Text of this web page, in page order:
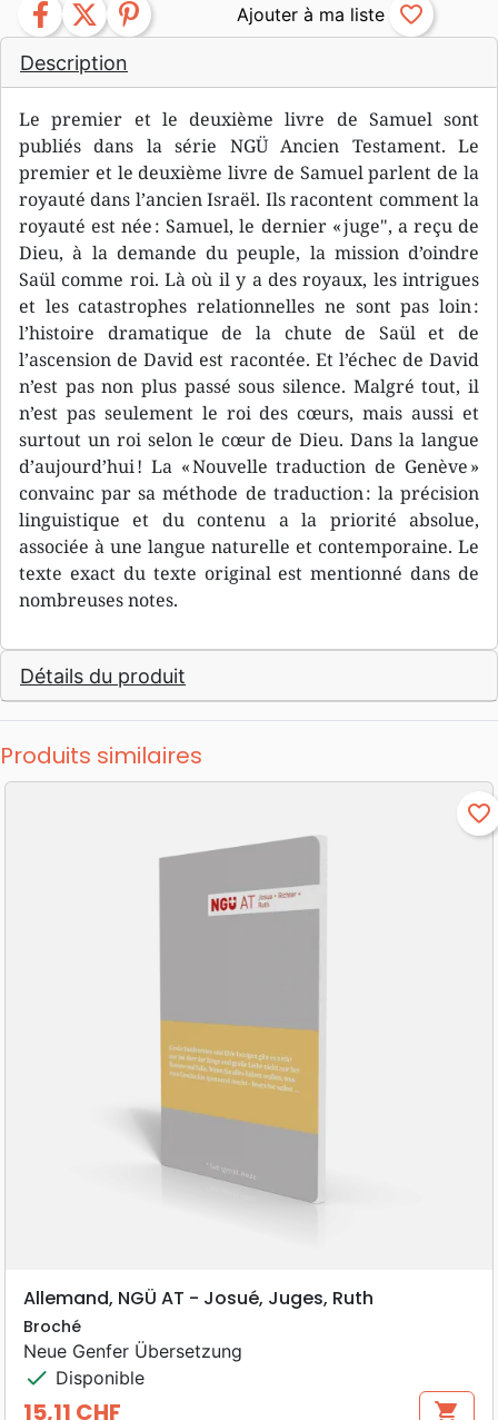
Description
Le premier et le deuxième livre de Samuel sont
publiés dans la série NGÜ Ancien Testament. Le
premier et le deuxième livre de Samuel parlent de la
royauté dans l’ancien Israël. Ils racontent comment la
royauté est née : Samuel, le dernier « juge", a reçu de
Dieu, à la demande du peuple, la mission d’oindre
Saül comme roi. Là où il y a des royaux, les intrigues
et les catastrophes relationnelles ne sont pas loin :
l’histoire dramatique de la chute de Saül et de
l’ascension de David est racontée. Et l’échec de David
n’est pas non plus passé sous silence. Malgré tout, il
n’est pas seulement le roi des cœurs, mais aussi et
surtout un roi selon le cœur de Dieu. Dans la langue
d’aujourd’hui ! La « Nouvelle traduction de Genève »
convainc par sa méthode de traduction : la précision
linguistique et du contenu a la priorité absolue,
associée à une langue naturelle et contemporaine. Le
texte exact du texte original est mentionné dans de
nombreuses notes.
Détails du produit
facebook twitter pinterest favorite_border
Produits similaires
favorite_border
Allemand, NGÜ AT - Josué, Juges, Ruth
Broché
Neue Genfer Übersetzung
check Disponible
15,11 CHF shopping_cart